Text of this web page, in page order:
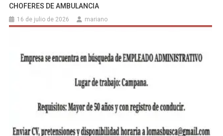
CHOFERES DE AMBULANCIA
16 de julio de 2026 mariano